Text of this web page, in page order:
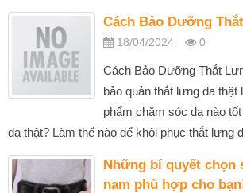
Cách Bảo Dưỡng
18/04/2024 0
Cách Bảo Dưỡng Thắt
bảo quản thắt lưng da
phẩm chăm sóc da nào
da thật? Làm thế nào để khôi phục thắt lưng
Những bí quyết chọn
nam phù hợp cho